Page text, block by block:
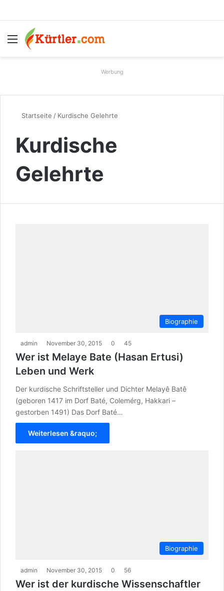
Menü
Werbung
Startseite / Kurdische Gelehrte
Kurdische
Gelehrte
Biographie
admin November 30, 2015 0 45
Wer ist Melaye Bate (Hasan Ertusi)
Leben und Werk
Der kurdische Schriftsteller und Dichter Melayê Batê
(geboren 1417 im Dorf Baté, Colemérg, Hakkari –
gestorben 1491) Das Dorf Baté…
Weiterlesen &raquo;
Biographie
admin November 30, 2015 0 56
Wer ist der kurdische Wissenschaftler